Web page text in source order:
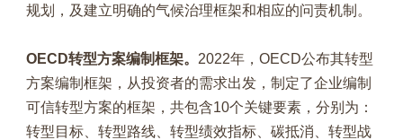
规划，及建立明确的气候治理框架和相应的问责机制。
OECD转型方案编制框架。 2022年，OECD公布其转型
方案编制框架，从投资者的需求出发，制定了企业编制
可信转型方案的框架，共包含10个关键要素，分别为：
转型目标、转型路线、转型绩效指标、碳抵消、转型战